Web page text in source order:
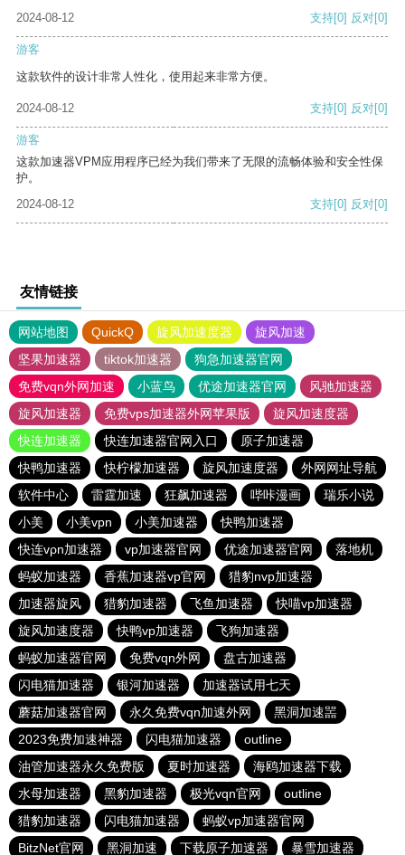
2024-08-12
支持[0] 反对[0]
游客
这款软件的设计非常人性化，使用起来非常方便。
2024-08-12 支持[0] 反对[0]
游客
这款加速器VPM应用程序已经为我们带来了无限的流畅体验和安全性保
护。
2024-08-12
支持[0] 反对[0]
友情链接
网站地图 QuickQ 旋风加速度器
旋风加速
坚果加速器
tiktok加速器
狗急加速器官网
免费vqn外网加速
小蓝鸟 优途加速器官网
风驰加速器
旋风加速器
免费vps加速器外网苹果版
旋风加速度器
快连加速器
快连加速器官网入口
原子加速器
快鸭加速器
快柠檬加速器 旋风加速度器
外网网址导航
软件中心
雷霆加速 狂飙加速器 哔咔漫画
瑞乐小说
小美
小美vpn 小美加速器
快鸭加速器
快连vρn加速器
vp加速器官网 优途加速器官网
落地机
蚂蚁加速器
香蕉加速器vp官网
猎豹nvp加速器
加速器旋风
猎豹加速器 飞鱼加速器
快喵vp加速器
旋风加速度器
快鸭vp加速器
飞狗加速器
蚂蚁加速器官网
免费vqn外网
盘古加速器
闪电猫加速器
银河加速器
加速器试用七天
蘑菇加速器官网
永久免费vqn加速外网
黑洞加速噐
2023免费加速神器
闪电猫加速器
outline
油管加速器永久免费版
夏时加速器
海鸥加速器下载
水母加速器
黑豹加速器 极光vqn官网
outline
猎豹加速器
闪电猫加速器
蚂蚁vp加速器官网
BitzNet官网
黑洞加速 下载原子加速器 暴雪加速器